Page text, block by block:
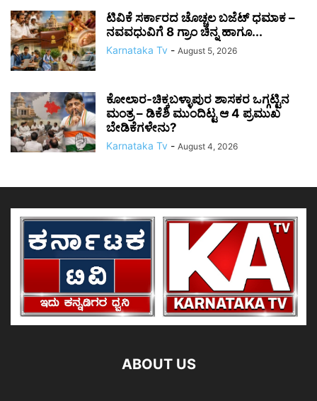
ಟಿವಿಕೆ ಸರ್ಕಾರದ ಚೊಚ್ಚಲ ಬಜೆಟ್ ಧಮಾಕ –
ನವವಧುವಿಗೆ 8 ಗ್ರಾಂ ಚಿನ್ನ ಹಾಗೂ...
Karnataka Tv - August 5, 2026
ಕೋಲಾರ-ಚಿಕ್ಕಬಳ್ಳಾಪುರ ಶಾಸಕರ ಒಗ್ಗಟ್ಟಿನ
ಮಂತ್ರ – ಡಿಕೆಶಿ ಮುಂದಿಟ್ಟ ಆ 4 ಪ್ರಮುಖ
ಬೇಡಿಕೆಗಳೇನು?
Karnataka Tv - August 4, 2026
ABOUT US